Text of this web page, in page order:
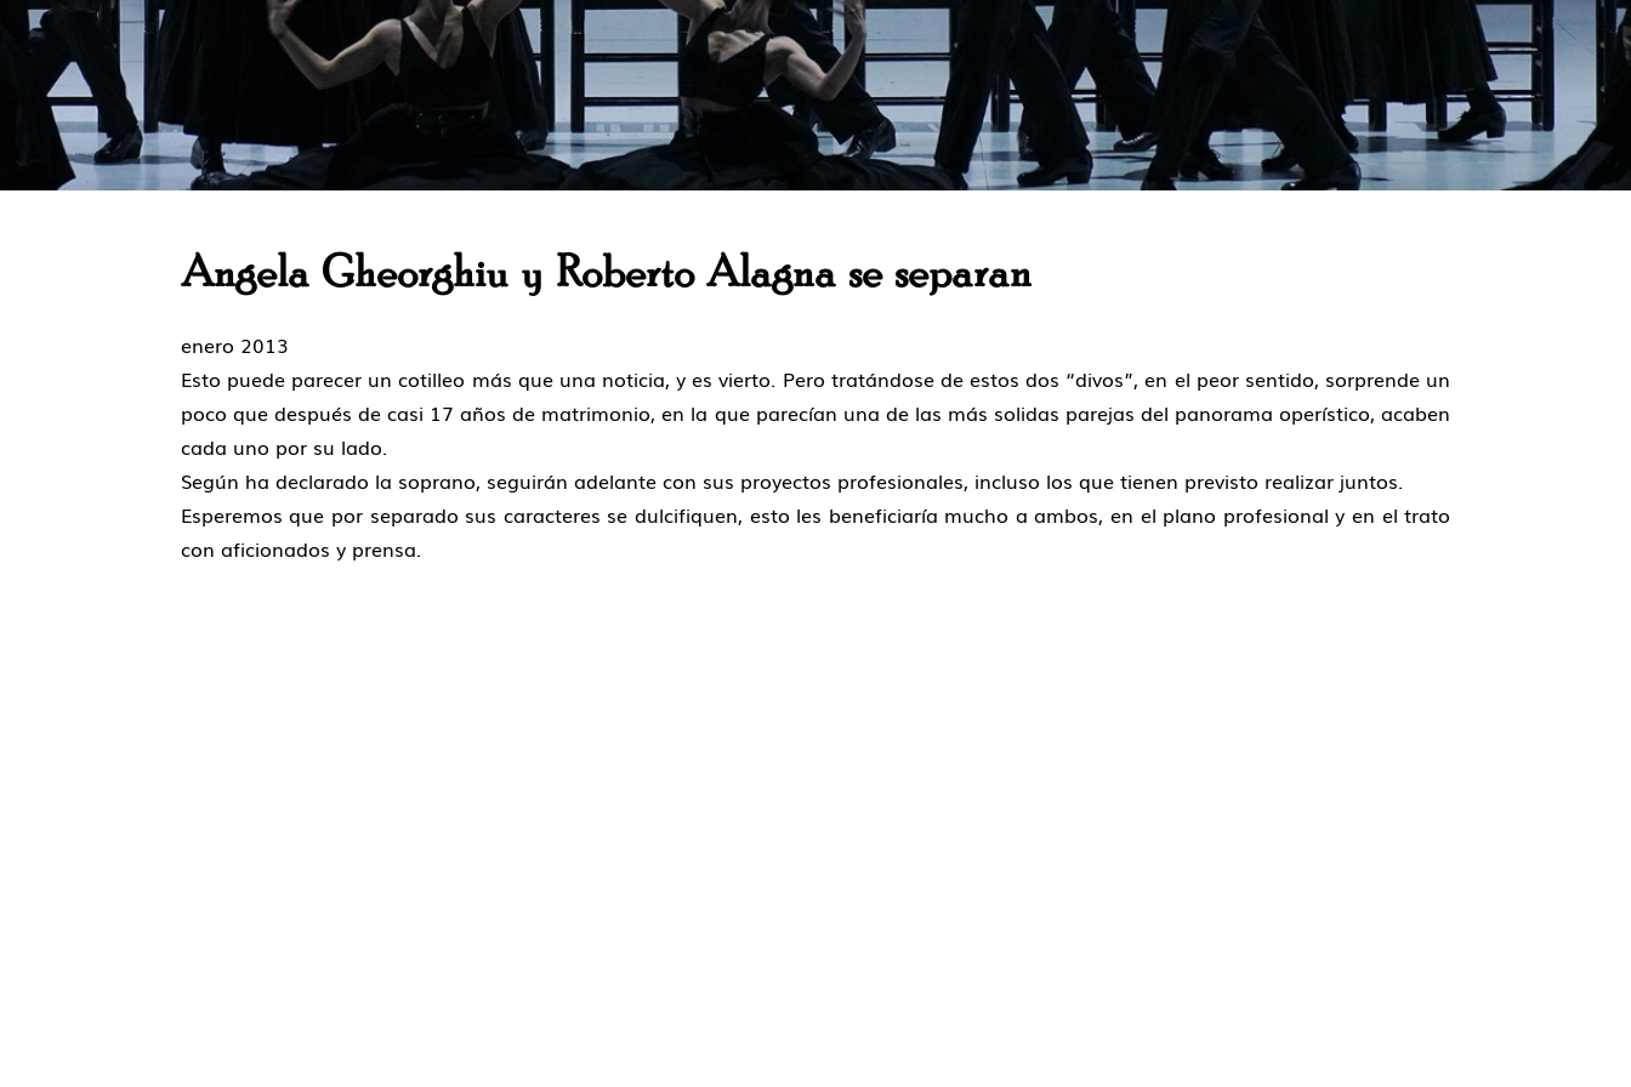
Angela Gheorghiu y Roberto Alagna se separan
enero 2013
Esto puede parecer un cotilleo más que una noticia, y es vierto. Pero tratándose de estos dos “divos”, en el peor sentido, sorprende un
poco que después de casi 17 años de matrimonio, en la que parecían una de las más solidas parejas del panorama operístico, acaben
cada uno por su lado.
Según ha declarado la soprano, seguirán adelante con sus proyectos profesionales, incluso los que tienen previsto realizar juntos.
Esperemos que por separado sus caracteres se dulcifiquen, esto les beneficiaría mucho a ambos, en el plano profesional y en el trato
con aficionados y prensa.